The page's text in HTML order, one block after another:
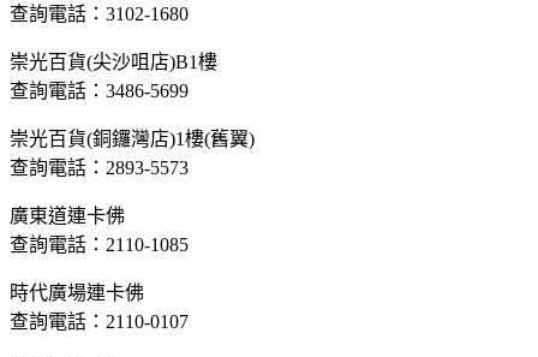
查詢電話：3102-1680
崇光百貨(尖沙咀店)B1樓
查詢電話：3486-5699
崇光百貨(銅鑼灣店)1樓(舊翼)
查詢電話：2893-5573
廣東道連卡佛
查詢電話：2110-1085
時代廣場連卡佛
查詢電話：2110-0107